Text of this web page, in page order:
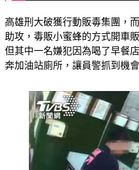
高雄刑大破獲行動販毒集團，
助攻，毒販小蜜蜂的方式開車
但其中一名嫌犯因為喝了早餐
奔加油站廁所，讓員警抓到機